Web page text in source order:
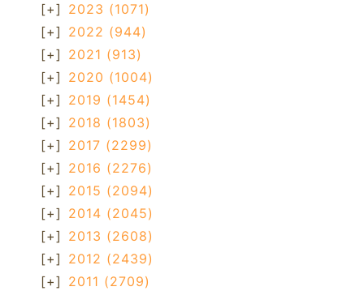
[+] 2023 (1071)
[+] 2022 (944)
[+] 2021 (913)
[+] 2020 (1004)
[+] 2019 (1454)
[+] 2018 (1803)
[+] 2017 (2299)
[+] 2016 (2276)
[+] 2015 (2094)
[+] 2014 (2045)
[+] 2013 (2608)
[+] 2012 (2439)
[+] 2011 (2709)